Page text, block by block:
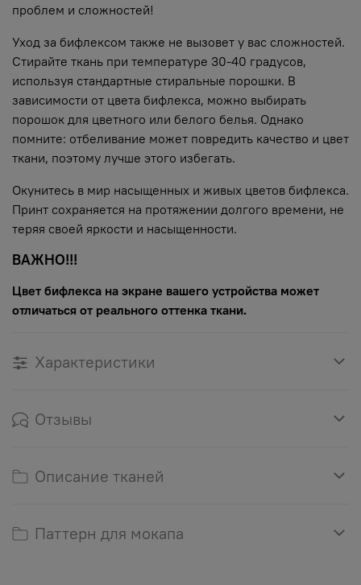
проблем и сложностей!
Уход за бифлексом также не вызовет у вас сложностей.
Стирайте ткань при температуре 30-40 градусов,
используя стандартные стиральные порошки. В
зависимости от цвета бифлекса, можно выбирать
порошок для цветного или белого белья. Однако
помните: отбеливание может повредить качество и цвет
ткани, поэтому лучше этого избегать.
Окунитесь в мир насыщенных и живых цветов бифлекса.
Принт сохраняется на протяжении долгого времени, не
теряя своей яркости и насыщенности.
ВАЖНО!!!
Цвет бифлекса на экране вашего устройства может
отличаться от реального оттенка ткани.
Характеристики
Отзывы
Описание тканей
Паттерн для мокапа